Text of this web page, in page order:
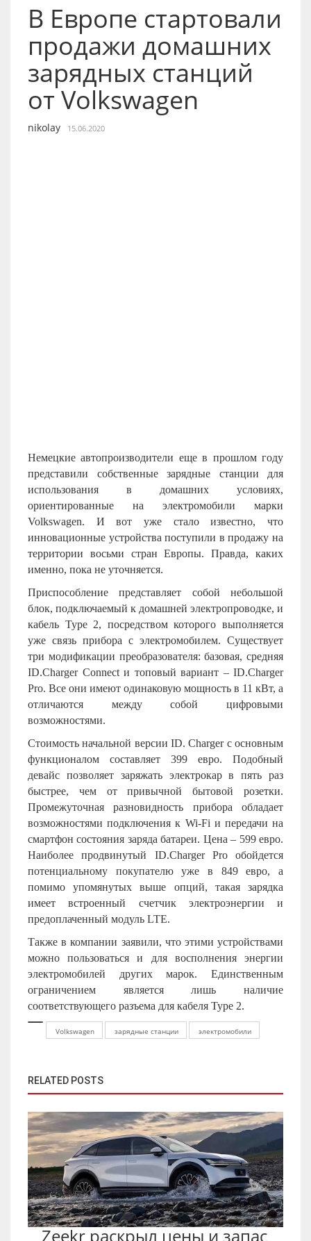
В Европе стартовали
продажи домашних
зарядных станций
от Volkswagen
nikolay 15.06.2020
Немецкие автопроизводители еще в прошлом году
представили собственные зарядные станции для
использования в домашних условиях,
ориентированные на электромобили марки
Volkswagen. И вот уже стало известно, что
инновационные устройства поступили в продажу на
территории восьми стран Европы. Правда, каких
именно, пока не уточняется.
Приспособление представляет собой небольшой
блок, подключаемый к домашней электропроводке, и
кабель Type 2, посредством которого выполняется
уже связь прибора с электромобилем. Существует
три модификации преобразователя: базовая, средняя
ID.Charger Connect и топовый вариант – ID.Charger
Pro. Все они имеют одинаковую мощность в 11 кВт, а
отличаются между собой цифровыми
возможностями.
Стоимость начальной версии ID. Charger с основным
функционалом составляет 399 евро. Подобный
девайс позволяет заряжать электрокар в пять раз
быстрее, чем от привычной бытовой розетки.
Промежуточная разновидность прибора обладает
возможностями подключения к Wi-Fi и передачи на
смартфон состояния заряда батареи. Цена – 599 евро.
Наиболее продвинутый ID.Charger Pro обойдется
потенциальному покупателю уже в 849 евро, а
помимо упомянутых выше опций, такая зарядка
имеет встроенный счетчик электроэнергии и
предоплаченный модуль LTE.
Также в компании заявили, что этими устройствами
можно пользоваться и для восполнения энергии
электромобилей других марок. Единственным
ограничением является лишь наличие
соответствующего разъема для кабеля Type 2.
Volkswagen зарядные станции электромобили
RELATED POSTS
Zeekr раскрыл цены и запас